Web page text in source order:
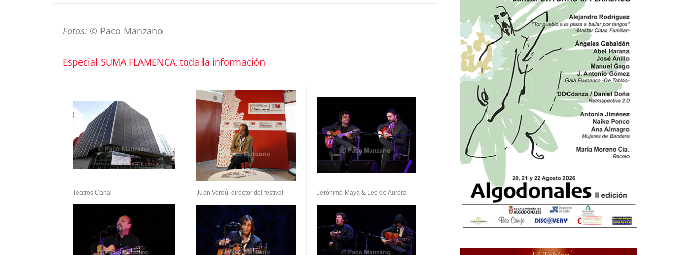
Fotos: © Paco Manzano
Especial SUMA FLAMENCA, toda la información
Teatros Canal Juan Verdú, director del festival Jerónimo Maya & Leo de Aurora